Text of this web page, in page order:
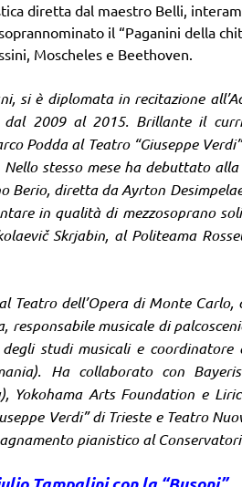
diretta dal maestro Belli,
il “Paganini della
Moscheles e Beethoven.
si è diplomata in recitazione
2009 al 2015. Brillante il
Podda al Teatro “Giuseppe
stesso mese ha debuttato
Berio, diretta da Ayrton
in qualità di mezzosoprano
Skrjabin, al Politeama
dell’Opera di Monte
responsabile musicale di
studi musicali e
Ha collaborato con
Yokohama Arts Foundation e
Verdi” di Trieste e Teatro
pianistico al